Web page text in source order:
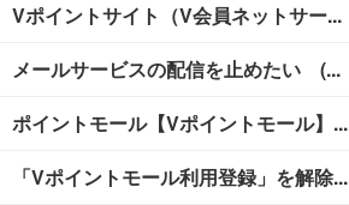
Vポイントサイト（V会員ネットサー...
メールサービスの配信を止めたい (...
ポイントモール【Vポイントモール】...
「Vポイントモール利用登録」を解除...